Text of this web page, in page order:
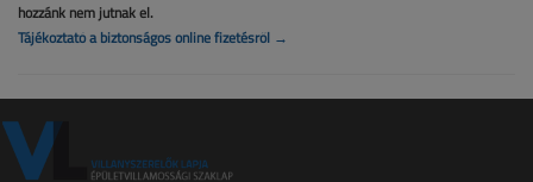
hozzánk nem jutnak el.
Tájékoztató a biztonságos online fizetésről →